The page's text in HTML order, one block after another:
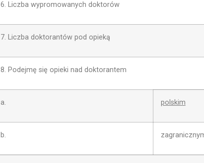
6. Liczba wypromowanych doktorów
7. Liczba doktorantów pod opieką
8. Podejmę się opieki nad doktorantem
a. polskim
b.